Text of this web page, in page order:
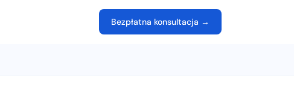
Bezpłatna konsultacja →